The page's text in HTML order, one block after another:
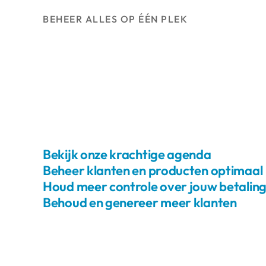
BEHEER ALLES OP ÉÉN PLEK
Bekijk onze krachtige agenda
Beheer klanten en producten optimaal
Houd meer controle over jouw
Behoud en genereer meer klanten